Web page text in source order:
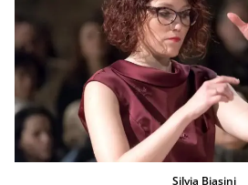
Silvia Biasini